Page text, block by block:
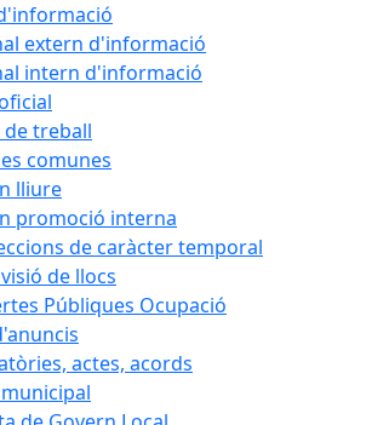
extern d'informació
intern d'informació
treball
comunes
lliure
promoció interna
de caràcter temporal
de llocs
Públiques Ocupació
actes, acords